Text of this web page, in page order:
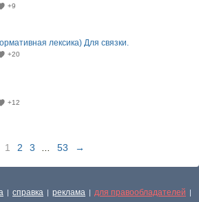
+9
лексика) Для связки.
+20
+12
1 2 3 53 →
| справка | реклама | для правообладателей |